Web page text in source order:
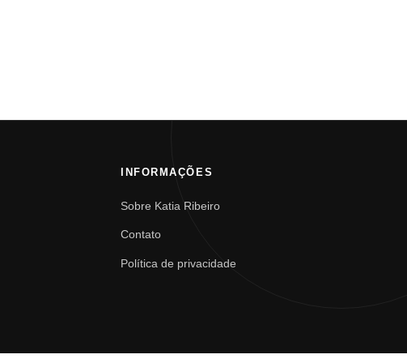
INFORMAÇÕES
Sobre Katia Ribeiro
Contato
Política de privacidade